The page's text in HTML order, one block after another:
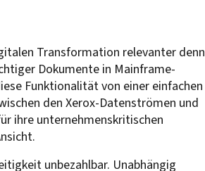
Transformation relevanter denn
Dokumente in Mainframe-
Funktionalität von einer einfachen
den Xerox-Datenströmen und
ihre unternehmenskritischen
unbezahlbar. Unabhängig